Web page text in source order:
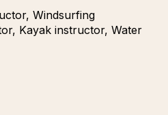
Windsurfing
Kayak instructor, Water